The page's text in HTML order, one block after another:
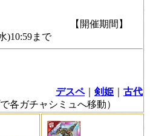
【開催期間】
)10:59まで
デスペ｜ 剣姫
古代
各ガチャシミュへ移動）